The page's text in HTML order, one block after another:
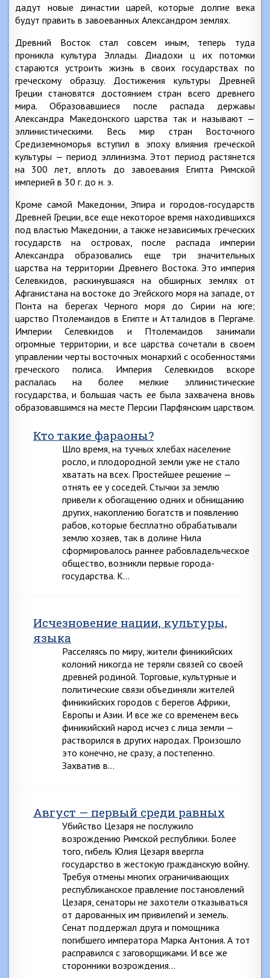
дадут новые династии царей, которые долгие века
будут править в завоеванных Александром землях.
Древний Восток стал совсем иным, теперь туда
проникла культура Эллады. Диадохи ц их потомки
стараются устроить жизнь в своих государствах по
греческому образцу. Достижения культуры Древней
Греции становятся достоянием стран всего древнего
мира. Образовавшиеся после распада державы
Александра Македонского царства так и называют —
эллинистическими. Весь мир стран Восточного
Средиземноморья вступил в эпоху влияния греческой
культуры — период эллинизма. Этот период растянется
на 300 лет, вплоть до завоевания Египта Римской
империей в 30 г. до н. э.
Кроме самой Македонии, Эпира и городов-государств
Древней Греции, все еще некоторое время находившихся
под властью Македонии, а также независимых греческих
государств на островах, после распада империи
Александра образовались еще три значительных
царства на территории Древнего Востока. Это империя
Селевкидов, раскинувшаяся на обширных землях от
Афганистана на востоке до Эгейского моря на западе, от
Понта на берегах Черного моря до Сирии на юге;
царство Птолемаидов в Египте и Атталидов в Пергаме.
Империи Селевкидов и Птолемаидов занимали
огромные территории, и все царства сочетали в своем
управлении черты восточных монархий с особенностями
греческого полиса. Империя Селевкидов вскоре
распалась на более мелкие эллинистические
государства, и большая часть ее была захвачена вновь
образовавшимся на месте Персии Парфянским царством.
Кто такие фараоны?
Шло время, на тучных хлебах население
росло, и плодородной земли уже не стало
хватать на всех. Простейшее решение —
отнять ее у соседей. Стычки за землю
привели к обогащению одних и обнищанию
других, накоплению богатств и появлению
рабов, которые бесплатно обрабатывали
землю хозяев, так в долине Нила
сформировалось раннее рабовладельческое
общество, возникли первые города-
государства. К…
Исчезновение нации, культуры,
языка
Расселяясь по миру, жители финикийских
колоний никогда не теряли связей со своей
древней родиной. Торговые, культурные и
политические связи объединяли жителей
финикийских городов с берегов Африки,
Европы и Азии. И все же со временем весь
финикийский народ исчез с лица земли —
растворился в других народах. Произошло
это конечно, не сразу, а постепенно.
Захватив в…
Август — первый среди равных
Убийство Цезаря не послужило
возрождению Римской республики. Более
того, гибель Юлия Цезаря ввергла
государство в жестокую гражданскую войну.
Требуя отмены многих ограничивающих
республиканское правление постановлений
Цезаря, сенаторы не захотели отказываться
от дарованных им привилегий и земель.
Сенат поддержал друга и помощника
погибшего императора Марка Антония. А тот
расправился с заговорщиками. И все же
сторонники возрождения…